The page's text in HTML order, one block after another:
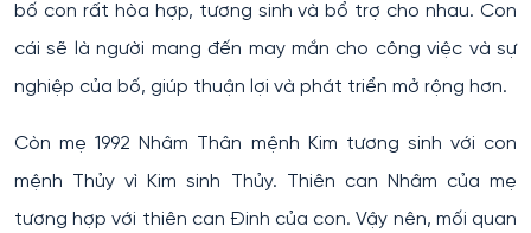
bố con rất hòa hợp, tương sinh và bổ trợ cho nhau. Con
cái sẽ là người mang đến may mắn cho công việc và sự
nghiệp của bố, giúp thuận lợi và phát triển mở rộng hơn.
Còn mẹ 1992 Nhâm Thân mệnh Kim tương sinh với con
mệnh Thủy vì Kim sinh Thủy. Thiên can Nhâm của mẹ
tương hợp với thiên can Đinh của con. Vậy nên, mối quan